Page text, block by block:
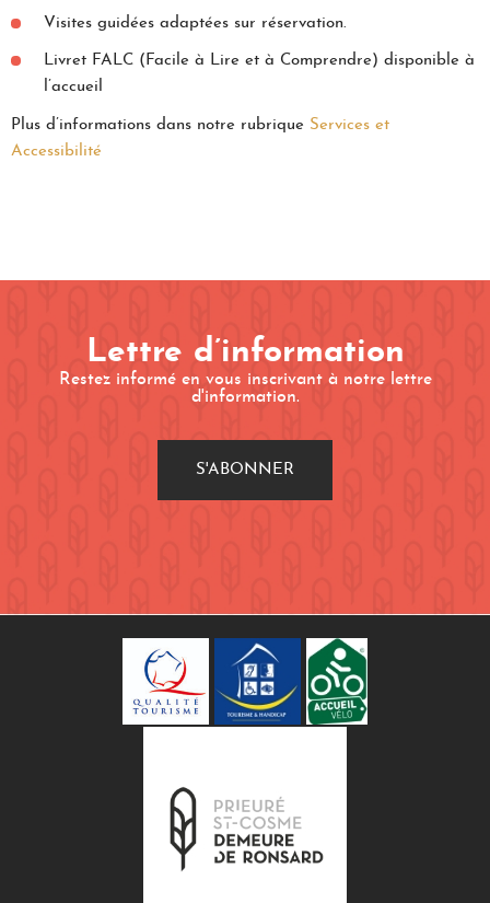
Visites guidées adaptées sur réservation.
Livret FALC (Facile à Lire et à Comprendre) disponible à
l’accueil
Plus d’informations dans notre rubrique Services et
Accessibilité
Lettre d’information
Restez informé en vous inscrivant à notre lettre
d'information.
S'ABONNER